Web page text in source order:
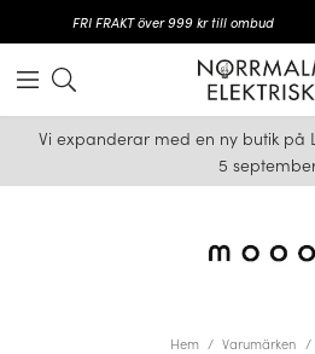
FRI FRAKT över 999 kr till ombud
Vi expanderar med en ny butik på
5
Hem Varumärken